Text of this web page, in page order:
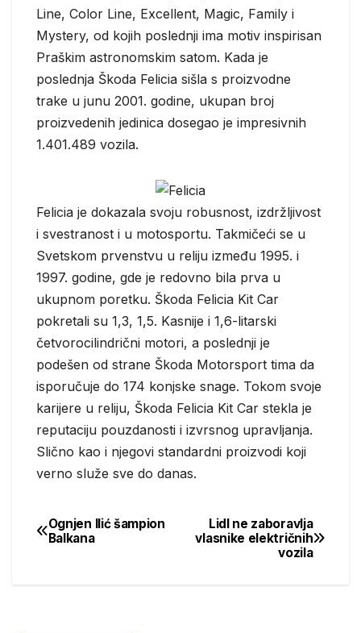
Line, Color Line, Excellent, Magic, Family i
Mystery, od kojih poslednji ima motiv inspirisan
Praškim astronomskim satom. Kada je
poslednja Škoda Felicia sišla s proizvodne
trake u junu 2001. godine, ukupan broj
proizvedenih jedinica dosegao je impresivnih
1.401.489 vozila.
Felicia je dokazala svoju robusnost, izdržljivost
i svestranost i u motosportu. Takmičeći se u
Svetskom prvenstvu u reliju između 1995. i
1997. godine, gde je redovno bila prva u
ukupnom poretku. Škoda Felicia Kit Car
pokretali su 1,3, 1,5. Kasnije i 1,6-litarski
četvorocilindrični motori, a poslednji je
podešen od strane Škoda Motorsport tima da
isporučuje do 174 konjske snage. Tokom svoje
karijere u reliju, Škoda Felicia Kit Car stekla je
reputaciju pouzdanosti i izvrsnog upravljanja.
Slično kao i njegovi standardni proizvodi koji
verno služe sve do danas.
Post
Lidl ne zaboravlja
vlasnike električnih
vozila
Ognjen Ilić šampion
Balkana